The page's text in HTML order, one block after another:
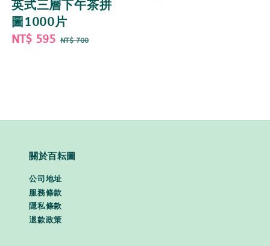
英式三層下午茶拼
圖1000片
Sale
NT$ 595 Regular
NT$ 700
關於百耘圖
公司地址
服務條款
隱私條款
退款政策